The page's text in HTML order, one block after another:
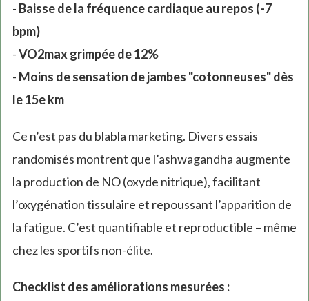
- Baisse de la fréquence cardiaque au repos (-7
bpm)
-VO2max grimpée de 12%
- Moins de sensation de jambes "cotonneuses" dès
le 15e km
Ce n’est pas du blabla marketing. Divers essais
randomisés montrent que l’ashwagandha augmente
la production de NO (oxyde nitrique), facilitant
l’oxygénation tissulaire et repoussant l’apparition de
la fatigue. C’est quantifiable et reproductible – même
chez les sportifs non-élite.
Checklist des améliorations mesurées :